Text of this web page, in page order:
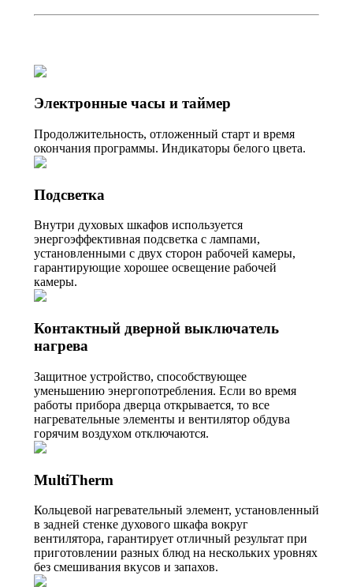
Электронные часы и таймер
Продолжительность, отложенный старт и время
окончания программы. Индикаторы белого цвета.
Подсветка
Внутри духовых шкафов используется
энергоэффективная подсветка с лампами,
установленными с двух сторон рабочей камеры,
гарантирующие хорошее освещение рабочей
камеры.
Контактный дверной выключатель
нагрева
Защитное устройство, способствующее
уменьшению энергопотребления. Если во время
работы прибора дверца открывается, то все
нагревательные элементы и вентилятор обдува
горячим воздухом отключаются.
MultiTherm
Кольцевой нагревательный элемент, установленный
в задней стенке духового шкафа вокруг
вентилятора, гарантирует отличный результат при
приготовлении разных блюд на нескольких уровнях
без смешивания вкусов и запахов.